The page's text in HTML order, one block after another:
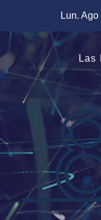
contenido
Lun.
Las